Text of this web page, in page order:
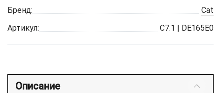
Бренд:
Cat
Артикул:
C7.1 | DE165E0
Описание